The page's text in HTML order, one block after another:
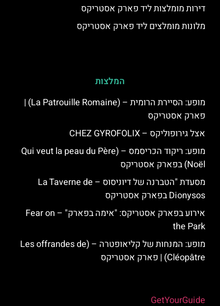
דירות מומלצות ליד פארק אסטריקס
מלונות מומלצים ליד פארק אסטריקס
המלצות
מופע: הסיירת הרומית – (La Patrouille Romaine) |
פארק אסטריקס
אצל גירופוליקס – CHEZ GYROFOLIX
מופע: ריקוד הכריסמס – (Qui veut la peau du Père
Noël) בפארק אסטריקס
מסעדת "הטברנה של דיוניסוס – La Taverne de
Dionysos בפארק אסטריקס
אירוע בפארק אסטריקס: "אימה בפארק" – Fear on
the Park
מופע: המנחות של קליאופטרה – (Les offrandes de
Cléopâtre) | פארק אסטריקס
GetYourGuide